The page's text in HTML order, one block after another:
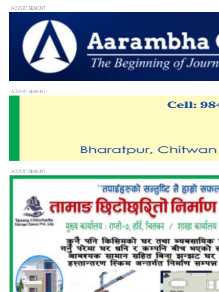
- ADVERTISEMENT -
- ADVERTISEMENT -
- ADVERTISEMENT -